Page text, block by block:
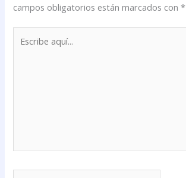
campos obligatorios están marcados con*
aquí...